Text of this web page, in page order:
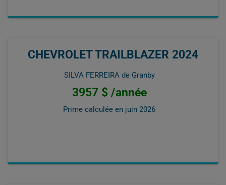
CHEVROLET TRAILBLAZER 2024
SILVA FERREIRA de Granby
3957 $ /année
Prime calculée en juin 2026